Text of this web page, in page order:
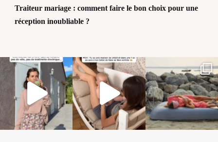
Traiteur mariage : comment faire le bon choix pour une
réception inoubliable ?